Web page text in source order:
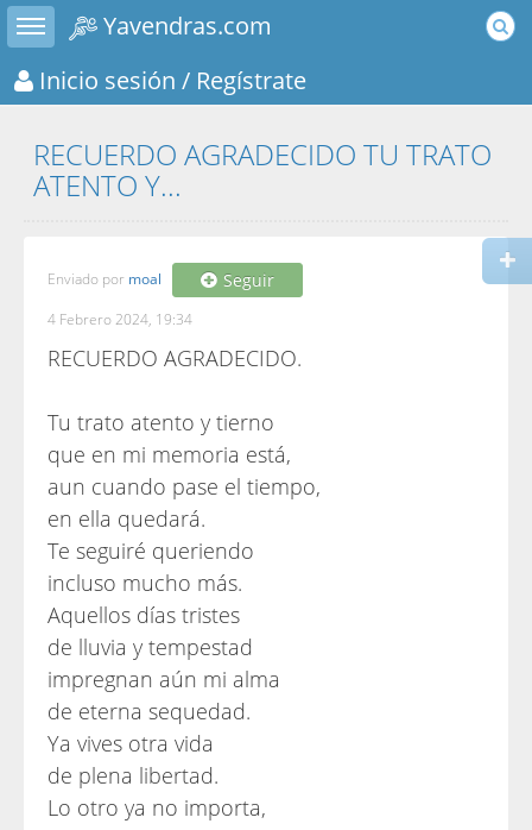
Toggle sidebar
Yavendras.com
Inicio sesión / Regístrate
RECUERDO AGRADECIDO TU TRATO
ATENTO Y...
Enviado por moal Seguir
4 Febrero 2024, 19:34
RECUERDO AGRADECIDO.
Tu trato atento y tierno
que en mi memoria está,
aun cuando pase el tiempo,
en ella quedará.
Te seguiré queriendo
incluso mucho más.
Aquellos días tristes
de lluvia y tempestad
impregnan aún mi alma
de eterna sequedad.
Ya vives otra vida
de plena libertad.
Lo otro ya no importa,